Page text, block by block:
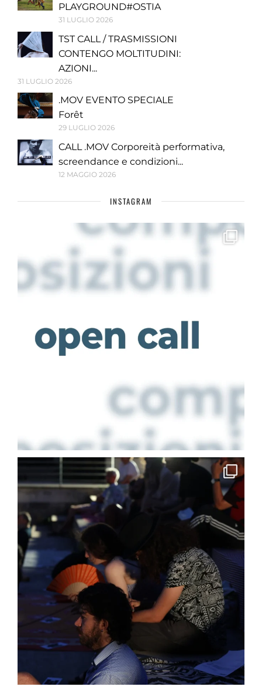
PLAYGROUND#OSTIA
31 LUGLIO 2026
TST CALL / TRASMISSIONI
CONTENGO MOLTITUDINI:
AZIONI...
31 LUGLIO 2026
.MOV EVENTO SPECIALE
Forêt
29 LUGLIO 2026
CALL .MOV Corporeità performativa,
screendance e condizioni...
12 MAGGIO 2026
INSTAGRAM